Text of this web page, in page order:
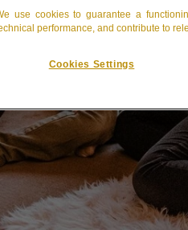
use cookies to guarantee a
performance, and contribute to
Cookies Settings